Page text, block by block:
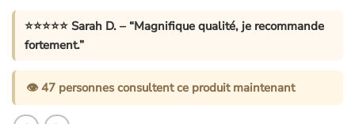
⭐⭐⭐⭐⭐ Sarah D. – “Magnifique qualité, je recommande
fortement.”
👁️47 personnes consultent ce produit maintenant